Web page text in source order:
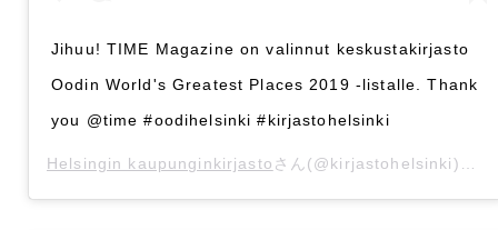
Jihuu! TIME Magazine on valinnut keskustakirjasto
Oodin World's Greatest Places 2019 -listalle. Thank
you @time #oodihelsinki #kirjastohelsinki
Helsingin kaupunginkirjasto さん(@kirjastohelsinki)がシェアした投稿 -